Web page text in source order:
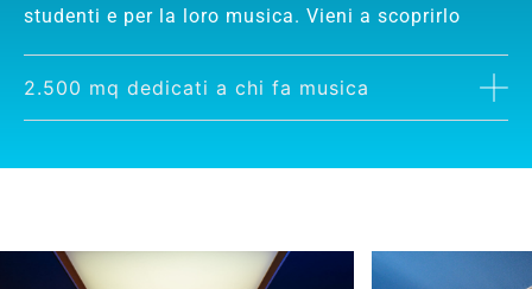
studenti e per la loro musica. Vieni a scoprirlo
2.500 mq dedicati a chi fa musica